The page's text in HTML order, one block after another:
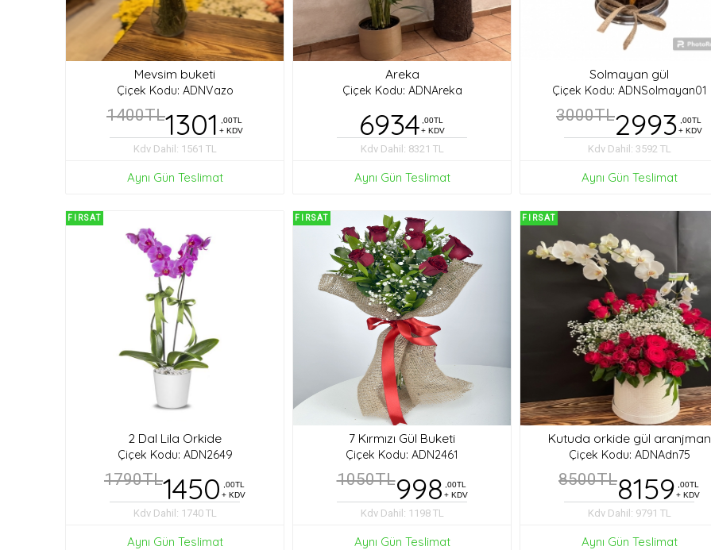
Mevsim buketi
Çiçek Kodu: ADNVazo
1400TL1301
,00TL
+ KDV
Kdv Dahil: 1561 TL
Aynı Gün Teslimat
Areka
Çiçek Kodu: ADNAreka
6934 ,00TL
+ KDV
Kdv Dahil: 8321 TL
Aynı Gün Teslimat
Solmayan gül
Çiçek Kodu: ADNSolmayan01
3000TL2993
,00TL
+ KDV
Kdv Dahil: 3592 TL
Aynı Gün Teslimat
FIRSAT
2 Dal Lila Orkide
Çiçek Kodu: ADN2649
1790TL1450
,00TL
+ KDV
Kdv Dahil: 1740 TL
Aynı Gün Teslimat
FIRSAT
7 Kırmızı Gül Buketi
Çiçek Kodu: ADN2461
1050TL998
,00TL
+ KDV
Kdv Dahil: 1198 TL
Aynı Gün Teslimat
FIRSAT
Kutuda orkide gül aranjman
Çiçek Kodu: ADNAdn75
8500TL8159
,00TL
+ KDV
Kdv Dahil: 9791 TL
Aynı Gün Teslimat